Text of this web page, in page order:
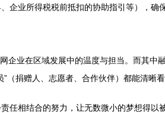
企业所得税税前抵扣的协助指引等），
企业在区域发展中的温度与担当。而其
捐赠人、志愿者、合作伙伴）都能清晰看
任相结合的努力，让无数微小的梦想得